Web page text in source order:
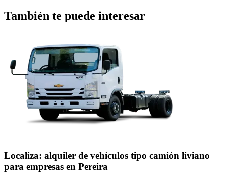
También te puede interesar
Localiza: alquiler de vehículos tipo camión liviano
para empresas en Pereira